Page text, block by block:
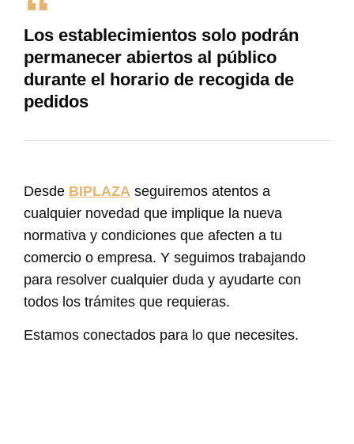
Los establecimientos solo podrán
permanecer abiertos al público
durante el horario de recogida de
pedidos
Desde BIPLAZA seguiremos atentos a
cualquier novedad que implique la nueva
normativa y condiciones que afecten a tu
comercio o empresa. Y seguimos trabajando
para resolver cualquier duda y ayudarte con
todos los trámites que requieras.
Estamos conectados para lo que necesites.